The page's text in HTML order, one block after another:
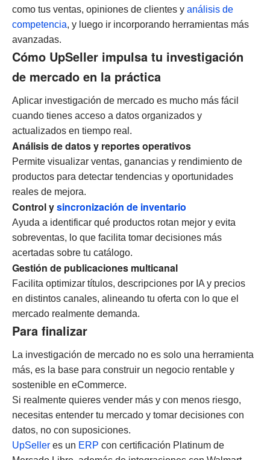
como tus ventas, opiniones de clientes y análisis de
competencia, y luego ir incorporando herramientas más
avanzadas.
Cómo UpSeller impulsa tu investigación
de mercado en la práctica
Aplicar investigación de mercado es mucho más fácil
cuando tienes acceso a datos organizados y
actualizados en tiempo real.
Análisis de datos y reportes operativos
Permite visualizar ventas, ganancias y rendimiento de
productos para detectar tendencias y oportunidades
reales de mejora.
Control ysincronización de inventario
Ayuda a identificar qué productos rotan mejor y evita
sobreventas, lo que facilita tomar decisiones más
acertadas sobre tu catálogo.
Gestión de publicaciones multicanal
Facilita optimizar títulos, descripciones por IA y precios
en distintos canales, alineando tu oferta con lo que el
mercado realmente demanda.
Para finalizar
La investigación de mercado no es solo una herramienta
más, es la base para construir un negocio rentable y
sostenible en eCommerce.
Si realmente quieres vender más y con menos riesgo,
necesitas entender tu mercado y tomar decisiones con
datos, no con suposiciones.
UpSeller es un ERP con certificación Platinum de